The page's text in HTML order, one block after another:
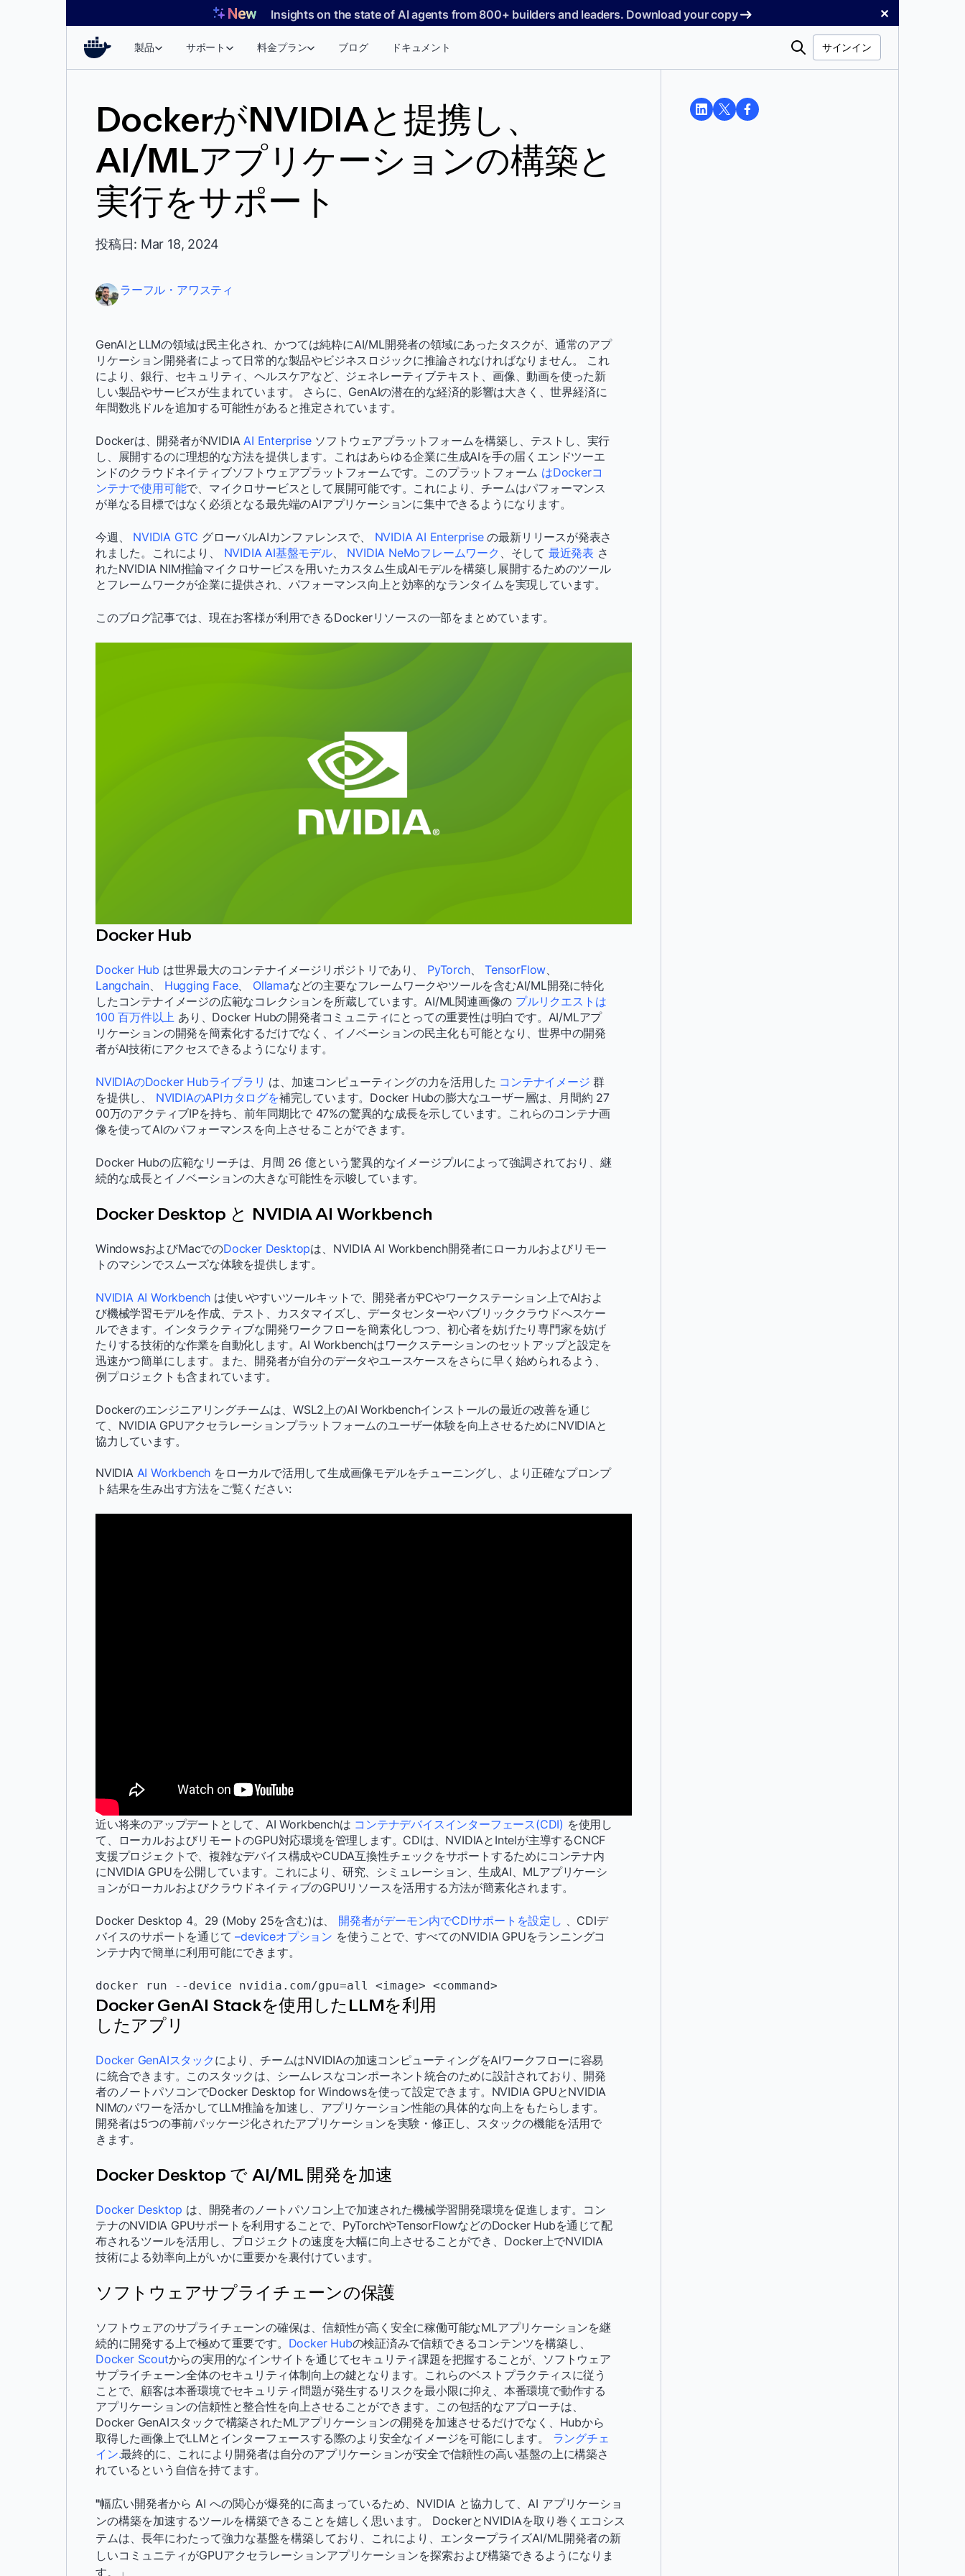
Insights on the state of AI agents from 800+ builders and leaders. Download your copy ✕
製品 サポート 料金プラン ブログ ドキュメント
検
サインイン
DockerがNVIDIAと提携し、
AI/MLアプリケーションの構築と
実行をサポート
投稿日: Mar 18, 2024
ラーフル・アワスティ
GenAIとLLMの領域は民主化され、かつては純粋にAI/ML開発者の領域にあったタスクが、通常のアプ
リケーション開発者によって日常的な製品やビジネスロジックに推論されなければなりません。 これ
により、銀行、セキュリティ、ヘルスケアなど、ジェネレーティブテキスト、画像、動画を使った新
しい製品やサービスが生まれています。 さらに、GenAIの潜在的な経済的影響は大きく、世界経済に
年間数兆ドルを追加する可能性があると推定されています。
Dockerは、開発者がNVIDIAAI Enterpriseソフトウェアプラットフォームを構築し、テストし、実行
し、展開するのに理想的な方法を提供します。これはあらゆる企業に生成AIを手の届くエンドツーエ
ンドのクラウドネイティブソフトウェアプラットフォームです。このプラットフォーム はDockerコ
ンテナで使用可能で、マイクロサービスとして展開可能です。これにより、チームはパフォーマンス
が単なる目標ではなく必須となる最先端のAIアプリケーションに集中できるようになります。
今週、 NVIDIA GTC グローバルAIカンファレンスで、 NVIDIA AI Enterpriseの最新リリースが発表さ
れました。これにより、 NVIDIA AI基盤モデル、 NVIDIA NeMoフレームワーク 、そして 最近発表 さ
れたNVIDIA NIM推論マイクロサービスを用いたカスタム生成AIモデルを構築し展開するためのツール
とフレームワークが企業に提供され、パフォーマンス向上と効率的なランタイムを実現しています。
このブログ記事では、現在お客様が利用できるDockerリソースの一部をまとめています。
Docker Hub
Docker Hub は世界最大のコンテナイメージリポジトリであり、 PyTorch、TensorFlow、
Langchain、 Hugging Face、 Ollamaなどの主要なフレームワークやツールを含むAI/ML開発に特化
したコンテナイメージの広範なコレクションを所蔵しています。AI/ML関連画像の プルリクエストは
100 百万件以上 あり、Docker Hubの開発者コミュニティにとっての重要性は明白です。AI/MLアプ
リケーションの開発を簡素化するだけでなく、イノベーションの民主化も可能となり、世界中の開発
者がAI技術にアクセスできるようになります。
NVIDIAのDocker Hubライブラリ は、加速コンピューティングの力を活用した コンテナイメージ 群
を提供し、 NVIDIAのAPIカタログを補完しています。Docker Hubの膨大なユーザー層は、月間約 27
00万のアクティブIPを持ち、前年同期比で 47%の驚異的な成長を示しています。これらのコンテナ画
像を使ってAIのパフォーマンスを向上させることができます。
Docker Hubの広範なリーチは、月間 26 億という驚異的なイメージプルによって強調されており、継
続的な成長とイノベーションの大きな可能性を示唆しています。
Docker Desktop と NVIDIA AI Workbench
WindowsおよびMacでのDocker Desktopは、NVIDIA AI Workbench開発者にローカルおよびリモー
トのマシンでスムーズな体験を提供します。
NVIDIA AI Workbench は使いやすいツールキットで、開発者がPCやワークステーション上でAIおよ
び機械学習モデルを作成、テスト、カスタマイズし、データセンターやパブリッククラウドへスケー
ルできます。インタラクティブな開発ワークフローを簡素化しつつ、初心者を妨げたり専門家を妨げ
たりする技術的な作業を自動化します。AI Workbenchはワークステーションのセットアップと設定を
迅速かつ簡単にします。また、開発者が自分のデータやユースケースをさらに早く始められるよう、
例プロジェクトも含まれています。
Dockerのエンジニアリングチームは、WSL2上のAI Workbenchインストールの最近の改善を通じ
て、NVIDIA GPUアクセラレーションプラットフォームのユーザー体験を向上させるためにNVIDIAと
協力しています。
NVIDIA AI Workbench をローカルで活用して生成画像モデルをチューニングし、より正確なプロンプ
ト結果を生み出す方法をご覧ください:
近い将来のアップデートとして、AI Workbenchは コンテナデバイスインターフェース(CDI) を使用し
て、ローカルおよびリモートのGPU対応環境を管理します。CDIは、NVIDIAとIntelが主導するCNCF
支援プロジェクトで、複雑なデバイス構成やCUDA互換性チェックをサポートするためにコンテナ内
にNVIDIA GPUを公開しています。これにより、研究、シミュレーション、生成AI、MLアプリケーシ
ョンがローカルおよびクラウドネイティブのGPUリソースを活用する方法が簡素化されます。
Docker Desktop 4。29 (Moby 25を含む)は、 開発者がデーモン内でCDIサポートを設定し 、CDIデ
バイスのサポートを通じて–deviceオプション を使うことで、すべてのNVIDIA GPUをランニングコ
ンテナ内で簡単に利用可能にできます。
docker run --device nvidia.com/gpu=all <image> <command>
Docker GenAI Stackを使用したLLMを利用
したアプリ
Docker GenAIスタック により、チームはNVIDIAの加速コンピューティングをAIワークフローに容易
に統合できます。このスタックは、シームレスなコンポーネント統合のために設計されており、開発
者のノートパソコンでDocker Desktop for Windowsを使って設定できます。NVIDIA GPUとNVIDIA
NIMのパワーを活かしてLLM推論を加速し、アプリケーション性能の具体的な向上をもたらします。
開発者は5つの事前パッケージ化されたアプリケーションを実験・修正し、スタックの機能を活用で
きます。
Docker Desktop で AI/ML 開発を加速
Docker Desktop は、開発者のノートパソコン上で加速された機械学習開発環境を促進します。コン
テナのNVIDIA GPUサポートを利用することで、PyTorchやTensorFlowなどのDocker Hubを通じて配
布されるツールを活用し、プロジェクトの速度を大幅に向上させることができ、Docker上でNVIDIA
技術による効率向上がいかに重要かを裏付けています。
ソフトウェアサプライチェーンの保護
ソフトウェアのサプライチェーンの確保は、信頼性が高く安全に稼働可能なMLアプリケーションを継
続的に開発する上で極めて重要です。 Docker Hubの検証済みで信頼できるコンテンツを構築し、
Docker Scoutからの実用的なインサイトを通じてセキュリティ課題を把握することが、ソフトウェア
サプライチェーン全体のセキュリティ体制向上の鍵となります。これらのベストプラクティスに従う
ことで、顧客は本番環境でセキュリティ問題が発生するリスクを最小限に抑え、本番環境で動作する
アプリケーションの信頼性と整合性を向上させることができます。この包括的なアプローチは、
Docker GenAIスタックで構築されたMLアプリケーションの開発を加速させるだけでなく、Hubから
取得した画像上でLLMとインターフェースする際のより安全なイメージを可能にします。 ラングチェ
イン.最終的に、これにより開発者は自分のアプリケーションが安全で信頼性の高い基盤の上に構築さ
れているという自信を持てます。
"幅広い開発者から AI への関心が爆発的に高まっているため、NVIDIA と協力して、AI アプリケーショ
ンの構築を加速するツールを構築できることを嬉しく思います。 DockerとNVIDIAを取り巻くエコシス
テムは、長年にわたって強力な基盤を構築しており、これにより、エンタープライズAI/ML開発者の新
しいコミュニティがGPUアクセラレーションアプリケーションを探索および構築できるようになりま
す。」